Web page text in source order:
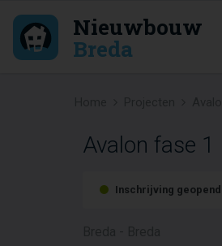
Nieuwbouw
Breda
Avalon fase 1
Inschrijving